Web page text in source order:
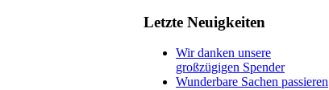
Letzte Neuigkeiten
Wir danken unsere
großzügigen Spender
Wunderbare Sachen passieren